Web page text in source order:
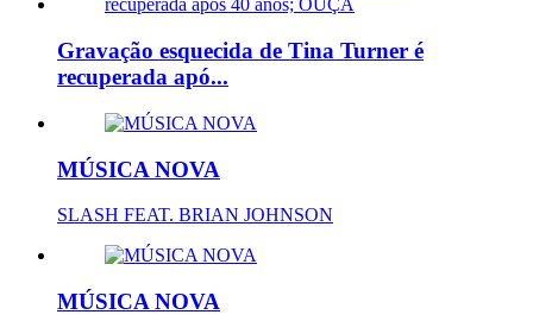
Gravação esquecida de Tina Turner é
recuperada apó...
MÚSICA NOVA
SLASH FEAT. BRIAN JOHNSON
MÚSICA NOVA